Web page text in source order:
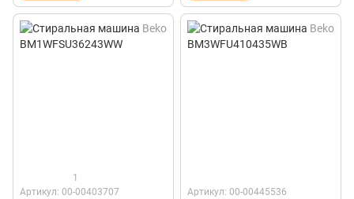
1
Артикул: 00-00403707
Артикул: 00-00445536